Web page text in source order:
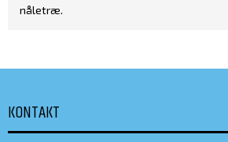
nåletræ.
KONTAKT